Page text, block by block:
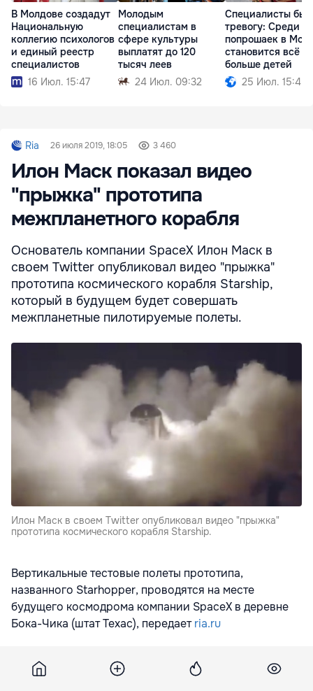
В Молдове создадут
Национальную
коллегию психологов
и единый реестр
специалистов
16 Июл. 15:47
Молодым
специалистам в
сфере культуры
выплатят до 120
тысяч леев
24 Июл. 09:32
Специалисты
тревогу: Среди
попрошаек в
становится всё
больше детей
25 Июл. 15:45
Ria 26 июля 2019, 18:05 3 460
Илон Маск показал видео
"прыжка" прототипа
межпланетного корабля
Основатель компании SpaceX Илон Маск в
своем Twitter опубликовал видео "прыжка"
прототипа космического корабля Starship,
который в будущем будет совершать
межпланетные пилотируемые полеты.
Илон Маск в своем Twitter опубликовал видео "прыжка"
прототипа космического корабля Starship.
Вертикальные тестовые полеты прототипа,
названного Starhopper, проводятся на месте
будущего космодрома компании SpaceX в деревне
Бока-Чика (штат Техас), передаетria.ru
видно, как Starhopper с работающим кислородно-